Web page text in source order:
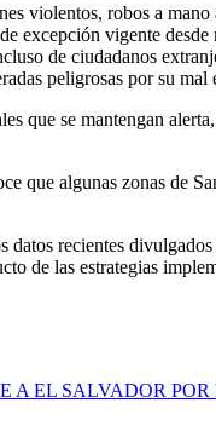
violentos, robos a
excepción vigente
de ciudadanos
peligrosas por su
que se mantengan
que algunas zonas de
datos recientes
de las estrategias